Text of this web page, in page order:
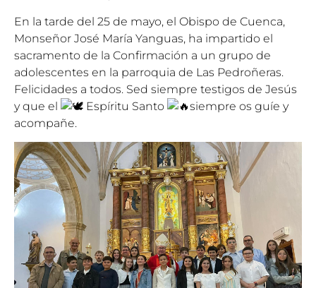
En la tarde del 25 de mayo, el Obispo de Cuenca,
Monseñor José María Yanguas, ha impartido el
sacramento de la Confirmación a un grupo de
adolescentes en la parroquia de Las Pedroñeras.
Felicidades a todos. Sed siempre testigos de Jesús
y que el
Espíritu Santo
siempre os guíe y
acompañe.